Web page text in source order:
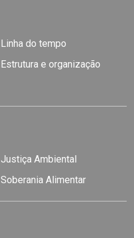
Linha do tempo
Estrutura e organização
Justiça Ambiental
Soberania Alimentar